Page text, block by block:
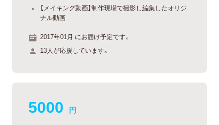
【メイキング動画】制作現場で撮影し編集したオリジ
ナル動画
2017年01月 にお届け予定です。
13人が応援しています。
5000 円